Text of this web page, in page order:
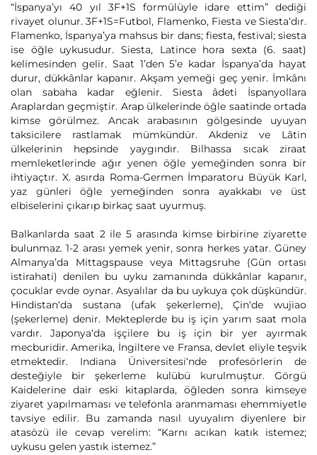
“İspanya’yı 40 yıl 3F+1S formülüyle idare ettim” dediği
rivayet olunur. 3F+1S=Futbol, Flamenko, Fiesta ve Siesta‘dır.
Flamenko, İspanya’ya mahsus bir dans; fiesta, festival; siesta
ise öğle uykusudur. Siesta, Latince hora sexta (6. saat)
kelimesinden gelir. Saat 1’den 5’e kadar İspanya’da hayat
durur, dükkânlar kapanır. Akşam yemeği geç yenir. İmkânı
olan sabaha kadar eğlenir. Siesta âdeti İspanyollara
Araplardan geçmiştir. Arap ülkelerinde öğle saatinde ortada
kimse görülmez. Ancak arabasının gölgesinde uyuyan
taksicilere rastlamak mümkündür. Akdeniz ve Lâtin
ülkelerinin hepsinde yaygındır. Bilhassa sıcak ziraat
memleketlerinde ağır yenen öğle yemeğinden sonra bir
ihtiyaçtır. X. asırda Roma-Germen İmparatoru Büyük Karl,
yaz günleri öğle yemeğinden sonra ayakkabı ve üst
elbiselerini çıkarıp birkaç saat uyurmuş.
Balkanlarda saat 2 ile 5 arasında kimse birbirine ziyarette
bulunmaz. 1-2 arası yemek yenir, sonra herkes yatar. Güney
Almanya’da Mittagspause veya Mittagsruhe (Gün ortası
istirahati) denilen bu uyku zamanında dükkânlar kapanır,
çocuklar evde oynar. Asyalılar da bu uykuya çok düşkündür.
Hindistan‘da sustana (ufak şekerleme), Çin‘de wujiao
(şekerleme) denir. Mekteplerde bu iş için yarım saat mola
vardır. Japonya‘da işçilere bu iş için bir yer ayırmak
mecburidir. Amerika, İngiltere ve Fransa, devlet eliyle teşvik
etmektedir. Indiana Üniversitesi‘nde profesörlerin de
desteğiyle bir şekerleme kulübü kurulmuştur. Görgü
Kaidelerine dair eski kitaplarda, öğleden sonra kimseye
ziyaret yapılmaması ve telefonla aranmaması ehemmiyetle
tavsiye edilir. Bu zamanda nasıl uyuyalım diyenlere bir
atasözü ile cevap verelim: “Karnı acıkan katık istemez;
uykusu gelen yastık istemez.”